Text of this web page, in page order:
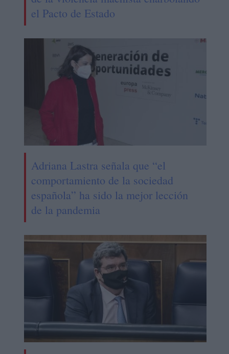
el Pacto de Estado
Adriana Lastra señala que “el
comportamiento de la sociedad
española” ha sido la mejor lección
de la pandemia